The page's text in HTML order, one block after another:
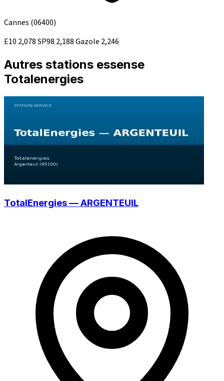
Cannes (06400)
E10 2,078SP98 2,188Gazole 2,246
Autres stations essense
Totalenergies
TotalEnergies — ARGENTEUIL